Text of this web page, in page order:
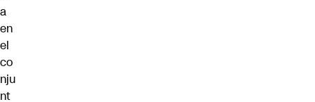
a
en
el
co
nju
nt